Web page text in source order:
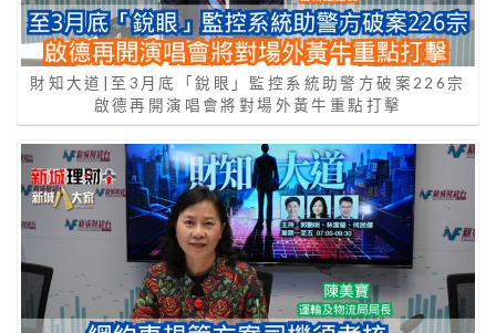
財知大道|至3月底「銳眼」監控系統助警方破案226宗
啟德再開演唱會將對場外黃牛重點打擊